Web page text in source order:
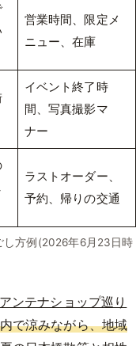
営業時間、限定メ
ニュー、在庫
イベント終了時
間、写真撮影マ
ナー
ラストオーダー、
予約、帰りの交通
し方例(2026年6月23日時
ンテナショップ巡り
で涼みながら、地域